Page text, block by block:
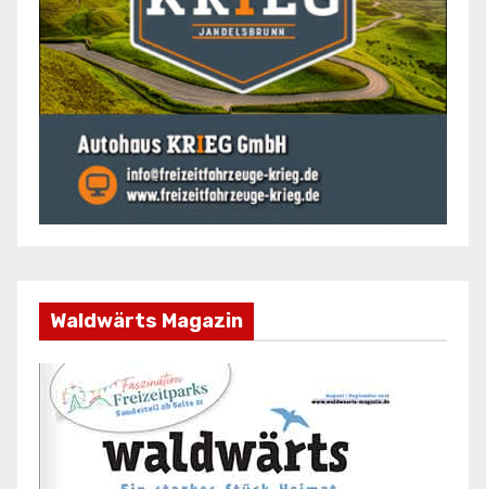
Waldwärts Magazin